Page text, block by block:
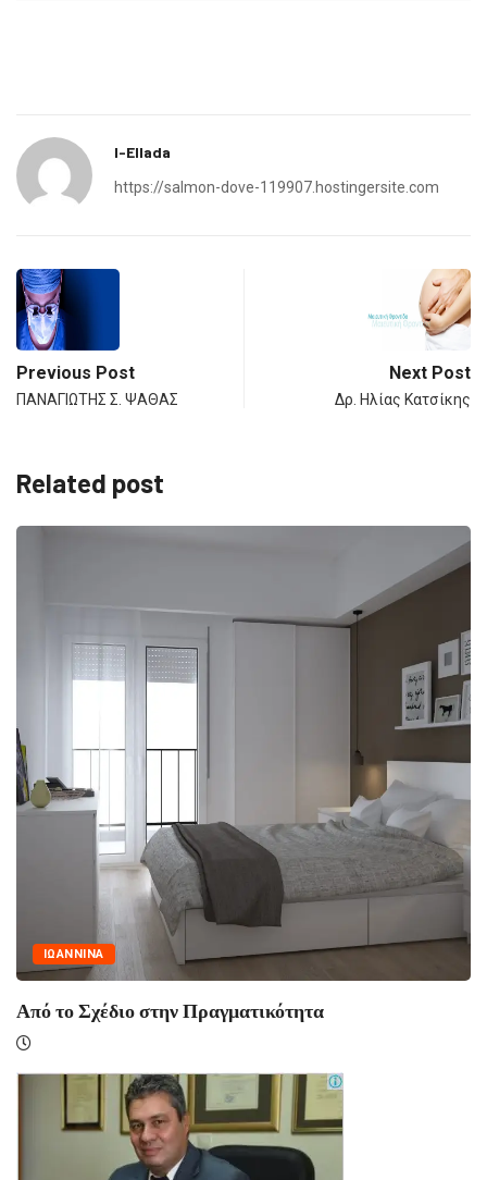
I-Ellada
https://salmon-dove-119907.hostingersite.com
Previous Post
ΠΑΝΑΓΙΩΤΗΣ Σ. ΨΑΘΑΣ
Next Post
Δρ. Ηλίας Κατσίκης
Related post
Πραγματικότητα